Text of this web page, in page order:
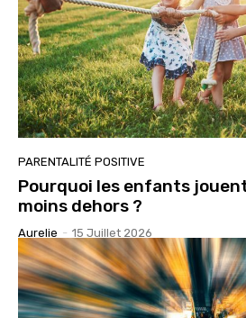
PARENTALITÉ POSITIVE
Pourquoi les enfants
moins dehors ?
Aurelie - 15 Juillet 2026